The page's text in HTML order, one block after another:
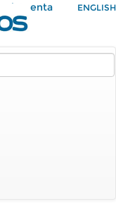
Mi Cuenta ENGLISH